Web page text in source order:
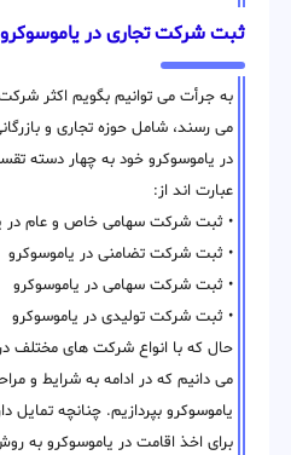
ثبت شرکت تجاری در یاموسوکرو
به جرأت می توانیم بگویم اکثر
می رسند، شامل حوزه تجاری و
در یاموسوکرو خود به چهار دسته
عبارت اند از:
• ثبت شرکت سهامی خاص و عام در
• ثبت شرکت تضامنی در یاموسوکرو
• ثبت شرکت سهامی در یاموسوکرو
• ثبت شرکت تولیدی در یاموسوکرو
حال که با انواع شرکت های مختلف
می دانیم که در ادامه به شرایط و
یاموسوکرو بپردازیم. چنانچه
برای اخذ اقامت در یاموسوکرو به